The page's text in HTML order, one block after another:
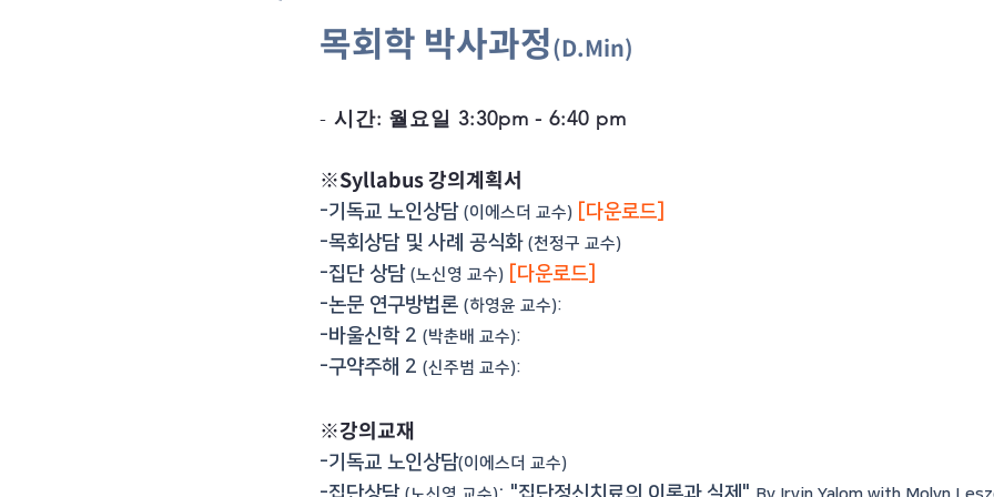
목회학 박사과정(D.Min)
- 시간: 월요일 3:30pm - 6:40 pm
※Syllabus 강의계획서
-기독교 노인상담 (이에스더 교수)
[다운로드]
-목회상담 및 사례 공식화 (천정구 교수)
-집단 상담 (노신영 교수)
[다운로드]
-논문 연구방법론 (하영윤 교수):
-바울신학 2 (박춘배 교수):
-구약주해 2 (신주범 교수):
※강의교재
-기독교 노인상담(이에스더 교수)